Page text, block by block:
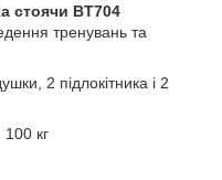
стоячи BT704
тренувань та
2 підлокітника і 2
100 кг